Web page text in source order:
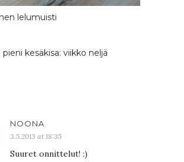
lelumuisti
kesäkisa: viikko neljä
NOONA
3.5.2013 at 18:35
Suuret onnittelut! :)